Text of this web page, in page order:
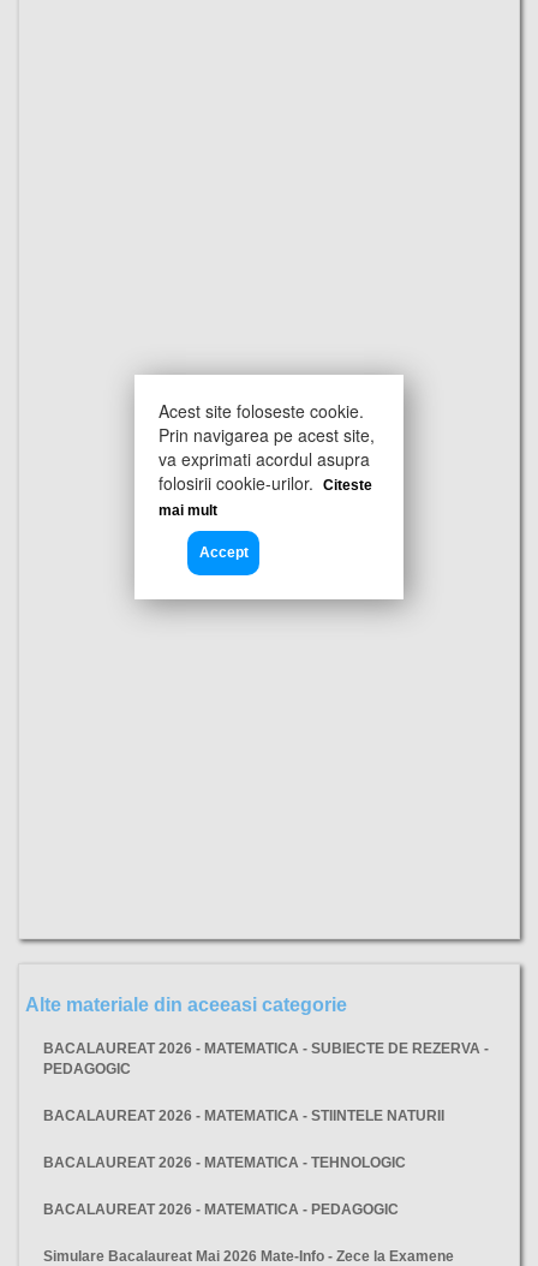
Alte materiale din aceeasi categorie
BACALAUREAT 2026 - MATEMATICA - SUBIECTE DE REZERVA -
PEDAGOGIC
BACALAUREAT 2026 - MATEMATICA - STIINTELE NATURII
BACALAUREAT 2026 - MATEMATICA - TEHNOLOGIC
BACALAUREAT 2026 - MATEMATICA - PEDAGOGIC
Simulare Bacalaureat Mai 2026 Mate-Info - Zece la Examene
Acest site foloseste cookie.
Prin navigarea pe acest site,
va exprimati acordul asupra
folosirii cookie-urilor.
Citeste
mai mult
Accept